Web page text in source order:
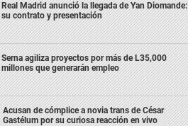
Real Madrid anunció la llegada de Yan Diomande:
su contrato y presentación
Serna agiliza proyectos por más de L35,000
millones que generarán empleo
Acusan de cómplice a novia trans de César
Gastélum por su curiosa reacción en vivo